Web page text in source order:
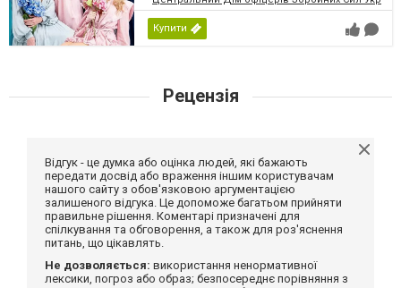
Купити
Рецензія
Відгук - це думка або оцінка людей, які бажають
передати досвід або враження іншим користувачам
нашого сайту з обов'язковою аргументацією
залишеного відгука. Це допоможе багатьом прийняти
правильне рішення. Коментарі призначені для
спілкування та обговорення, а також для роз'яснення
питань, що цікавлять.
Не дозволяється: використання ненормативної
лексики, погроз або образ; безпосереднє порівняння з